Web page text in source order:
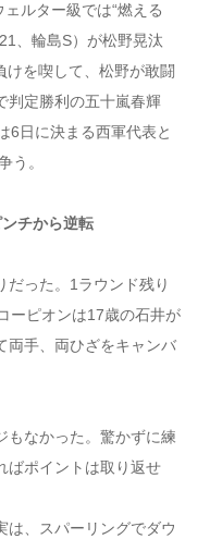
ルター級では“燃える
、輪島S）が松野晃汰
けを喫して、松野が敢闘
判定勝利の五十嵐春輝
6日に決まる西軍代表と
う。
チから逆転
った。1ラウンド残り
ーピオンは17歳の石井が
両手、両ひざをキャンバ
もなかった。驚かずに練
ばポイントは取り返せ
、スパーリングでダウ